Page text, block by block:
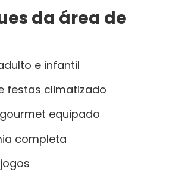
da área de
e infantil
festas climatizado
equipado
completa